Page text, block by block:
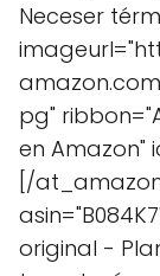
Neceser
pg"
en Amazon"
[/
original -